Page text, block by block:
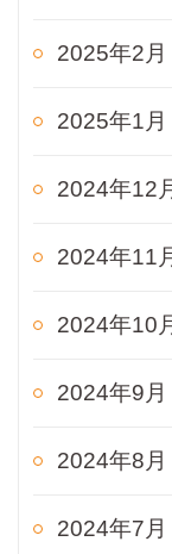
2025年2月
2025年1月
2024年12
2024年11
2024年10
2024年9月
2024年8月
2024年7月